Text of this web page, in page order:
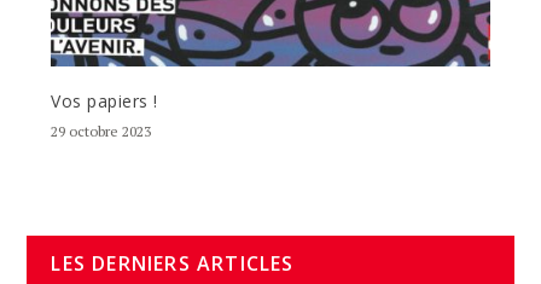
Vos papiers !
29 octobre 2023
LES DERNIERS ARTICLES